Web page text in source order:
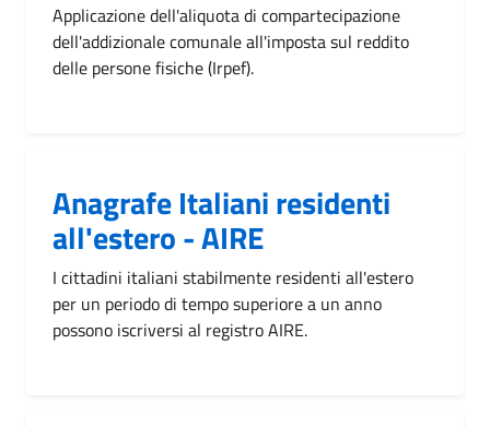
Applicazione dell'aliquota di compartecipazione
dell'addizionale comunale all'imposta sul reddito
delle persone fisiche (Irpef).
Anagrafe Italiani residenti
all'estero - AIRE
I cittadini italiani stabilmente residenti all'estero
per un periodo di tempo superiore a un anno
possono iscriversi al registro AIRE.